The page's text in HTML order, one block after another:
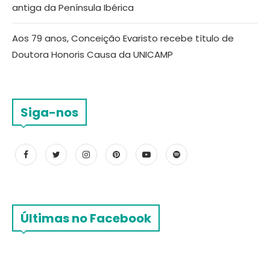
antiga da Península Ibérica
Aos 79 anos, Conceição Evaristo recebe título de
Doutora Honoris Causa da UNICAMP
Siga-nos
Últimas no Facebook